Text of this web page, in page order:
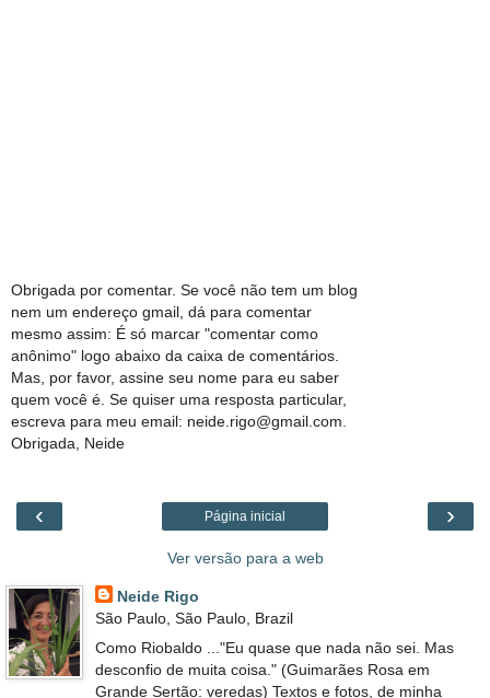
Obrigada por comentar. Se você não tem um blog
nem um endereço gmail, dá para comentar
mesmo assim: É só marcar "comentar como
anônimo" logo abaixo da caixa de comentários.
Mas, por favor, assine seu nome para eu saber
quem você é. Se quiser uma resposta particular,
escreva para meu email: neide.rigo@gmail.com.
Obrigada, Neide
‹ ›
Página inicial
Ver versão para a web
Neide Rigo
São Paulo, São Paulo, Brazil
Como Riobaldo ..."Eu quase que nada não sei. Mas
desconfio de muita coisa." (Guimarães Rosa em
Grande Sertão: veredas) Textos e fotos, de minha